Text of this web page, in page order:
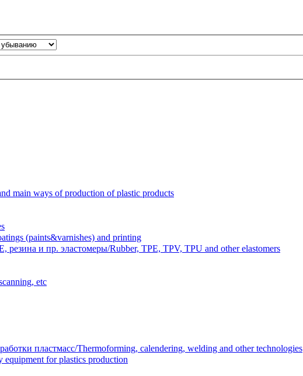
main ways of production of plastic products
(paints&varnishes) and printing
и пр. эластомеры/Rubber, TPE, TPV, TPU and other elastomers
etc
пластмасс/Thermoforming, calendering, welding and other technologies
for plastics production